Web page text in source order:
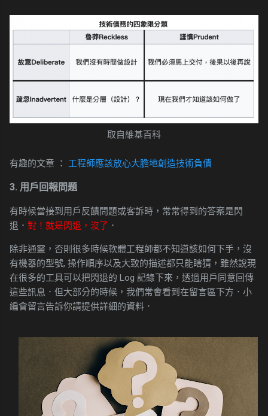
取自維基百科
有趣的文章 ： 工程師應該放心大膽地創造技術負債
3. 用戶回報問題
有時候當接到用戶反饋問題或客訴時，常常得到的答案是閃
退 ． 對！就是閃退，沒了 ．
除非通靈，否則很多時候軟體工程師都不知道該如何下手，沒
有機器的型號, 操作順序以及大致的描述都只能瞎猜，雖然說現
在很多的工具可以把閃退的 Log 記錄下來，透過用戶同意回傳
這些訊息．但大部分的時候，我們常會看到在留言區下方．小
編會留言告訴你請提供詳細的資料．